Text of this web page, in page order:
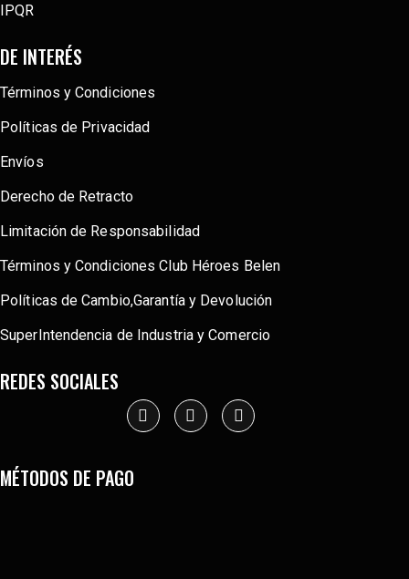
IPQR
DE INTERÉS
Términos y Condiciones
Políticas de Privacidad
Envíos
Derecho de Retracto
Limitación de Responsabilidad
Términos y Condiciones Club Héroes Belen
Políticas de Cambio,Garantía y Devolución
SuperIntendencia de Industria y Comercio
REDES SOCIALES
MÉTODOS DE PAGO